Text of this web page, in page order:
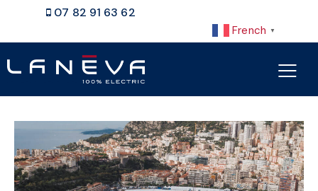
07 82 91 63 62
French ▼